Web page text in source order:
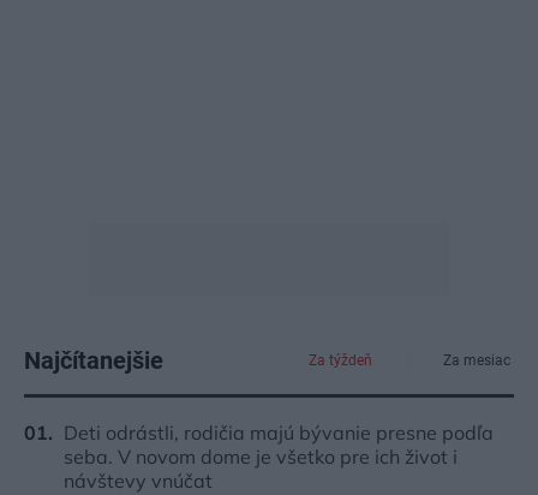
Najčítanejšie Za týždeň Za mesiac
Deti odrástli, rodičia majú bývanie presne podľa
seba. V novom dome je všetko pre ich život i
návštevy vnúčat